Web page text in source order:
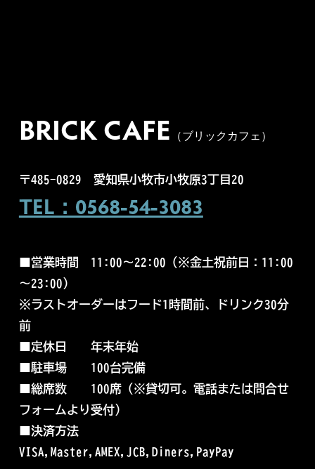
BRICK CAFE （ブリックカフェ）
〒485-0829 愛知県小牧市小牧原3丁目20
TEL：0568-54-3083
■営業時間 11:00～22:00（ ※金土祝前日：11:00
～23:00）
※ラストオーダーはフード1時間前、ドリンク30分
前
定休日 年末年始
駐車場 100台完備
総席数 100席（※貸切可。電話または問合せ
フォームより受付）
決済方法
VISA,Master,AMEX,JCB,Diners,PayPay